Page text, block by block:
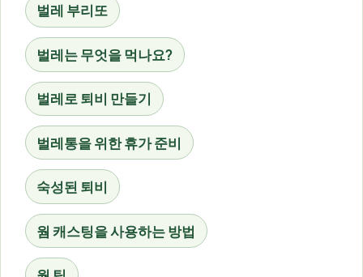
벌레 부리또
벌레는 무엇을 먹나요?
벌레로 퇴비 만들기
벌레통을 위한 휴가 준비
숙성된 퇴비
웜 캐스팅을 사용하는 방법